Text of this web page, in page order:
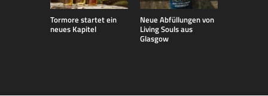
Tormore startet ein
neues Kapitel
Neue Abfüllungen von
Living Souls aus
Glasgow